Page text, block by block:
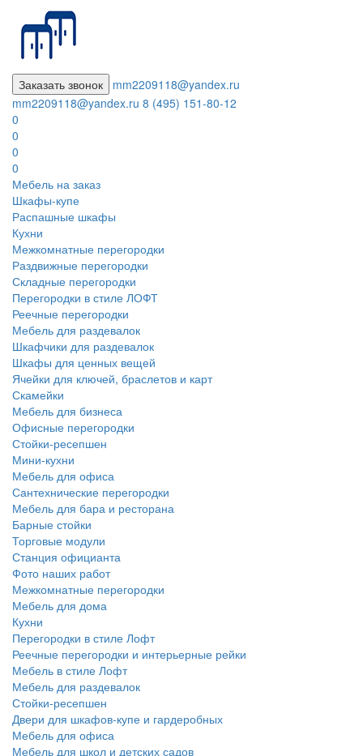
Заказать звонок
mm2209118@yandex.ru
mm2209118@yandex.ru 8 (495) 151-80-12
0
0
0
0
Мебель на заказ
Шкафы-купе
Распашные шкафы
Кухни
Межкомнатные перегородки
Раздвижные перегородки
Складные перегородки
Перегородки в стиле ЛОФТ
Реечные перегородки
Мебель для раздевалок
Шкафчики для раздевалок
Шкафы для ценных вещей
Ячейки для ключей, браслетов и карт
Скамейки
Мебель для бизнеса
Офисные перегородки
Стойки-ресепшен
Мини-кухни
Мебель для офиса
Сантехнические перегородки
Мебель для бара и ресторана
Барные стойки
Торговые модули
Станция официанта
Фото наших работ
Межкомнатные перегородки
Мебель для дома
Кухни
Перегородки в стиле Лофт
Реечные перегородки и интерьерные рейки
Мебель в стиле Лофт
Мебель для раздевалок
Стойки-ресепшен
Двери для шкафов-купе и гардеробных
Мебель для офиса
Мебель для школ и детских садов